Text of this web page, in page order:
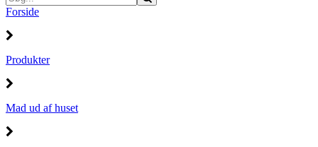
Forside
Produkter
Mad ud af huset